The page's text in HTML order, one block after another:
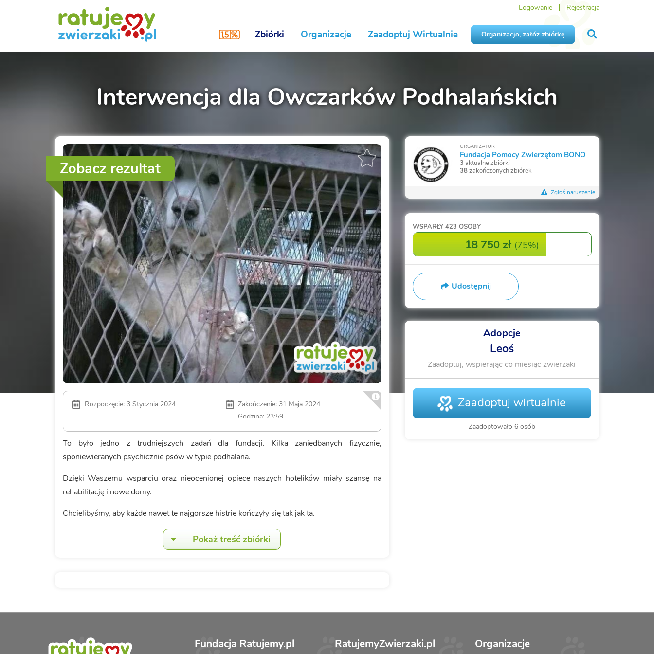
Logowanie Rejestracja
Zbiórki Organizacje Zaadoptuj Wirtualnie Organizacjo, załóż zbiórkę
Interwencja dla Owczarków Podhalańskich
Zobacz rezultat
Rozpoczęcie: 3 Stycznia 2024
Zakończenie: 31 Maja 2024
Godzina: 23:59
To było jedno z trudniejszych zadań dla fundacji. Kilka zaniedbanych fizycznie,
sponiewieranych psychicznie psów w typie podhalana.
Dzięki Waszemu wsparciu oraz nieocenionej opiece naszych hotelików miały szansę na
rehabilitację i nowe domy.
Chcielibyśmy, aby każde nawet te najgorsze histrie kończyły się tak jak ta.
Pokaż treść zbiórki
ORGANIZATOR
Fundacja Pomocy Zwierzętom BONO
3 aktualne zbiórki
38zakończonych zbiórek
Zgłoś naruszenie
WSPARŁY 423 OSOBY
18 750 zł (75%)
Udostępnij
Adopcje
Leoś
Zaadoptuj, wspierając co miesiąc zwierzaki
Zaadoptuj wirtualnie
Zaadoptowało 6 osób
Fundacja Ratujemy.pl RatujemyZwierzaki.pl Organizacje